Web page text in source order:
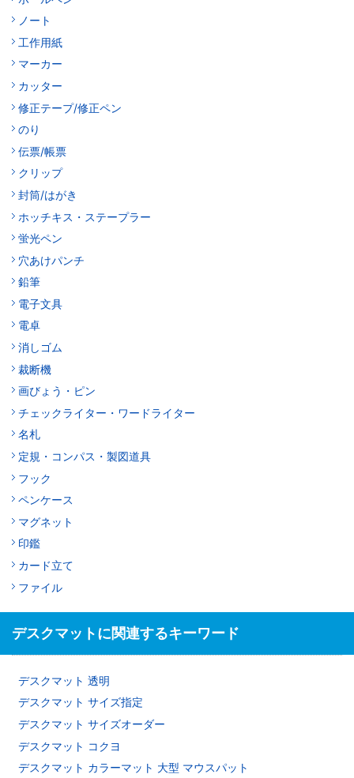
ノート
工作用紙
マーカー
カッター
修正テープ/修正ペン
のり
伝票/帳票
クリップ
封筒/はがき
ホッチキス・ステープラー
蛍光ペン
穴あけパンチ
鉛筆
電子文具
電卓
消しゴム
裁断機
画びょう・ピン
チェックライター・ワードライター
名札
定規・コンパス・製図道具
フック
ペンケース
マグネット
印鑑
カード立て
ファイル
デスクマットに関連するキーワード
デスクマット 透明
デスクマット サイズ指定
デスクマット サイズオーダー
デスクマット コクヨ
デスクマット カラーマット 大型 マウスパット